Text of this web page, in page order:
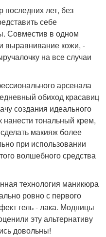
лет, без
себе
Совместив в одном
выравнивание кожи, -
на все случаи
арсенала
обиход красавиц
создания идеального
нанести тональный крем,
макияж более
при использовании
волшебного средства
технология маникюра
ровно с первого
гель - лака. Модницы
эту альтернативу
довольны!